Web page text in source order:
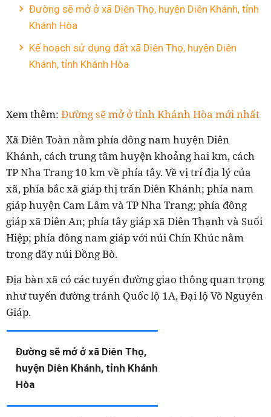
Đường sẽ mở ở xã Diên Thọ, huyện Diên Khánh, tỉnh
Khánh Hòa
Kế hoạch sử dụng đất xã Diên Thọ, huyện Diên
Khánh, tỉnh Khánh Hòa
Xem thêm: Đường sẽ mở ở tỉnh Khánh Hòa mới nhất
Xã Diên Toàn nằm phía đông nam huyện Diên
Khánh, cách trung tâm huyện khoảng hai km, cách
TP Nha Trang 10 km về phía tây. Về vị trí địa lý của
xã, phía bắc xã giáp thị trấn Diên Khánh; phía nam
giáp huyện Cam Lâm và TP Nha Trang; phía đông
giáp xã Diên An; phía tây giáp xã Diên Thạnh và Suối
Hiệp; phía đông nam giáp với núi Chín Khúc nằm
trong dãy núi Đồng Bò.
Địa bàn xã có các tuyến đường giao thông quan trọng
như tuyến đường tránh Quốc lộ 1A, Đại lộ Võ Nguyên
Giáp.
Đường sẽ mở ở xã Diên Thọ,
huyện Diên Khánh, tỉnh Khánh
Hòa